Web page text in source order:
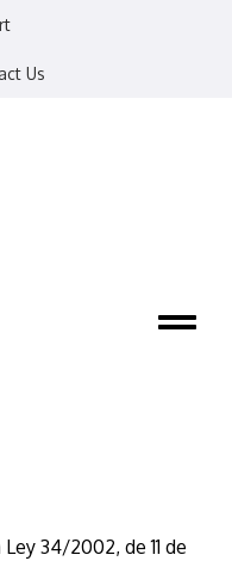
Us
34/2002, de 11 de